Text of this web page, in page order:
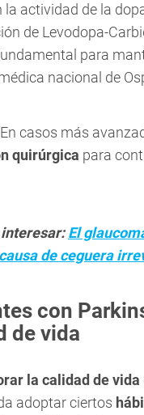
la actividad de la
de Levodopa-
para
nacional de
casos más
quirúrgica para
interesar:El
de ceguera
con
de vida
la calidad de vida
adoptar ciertos